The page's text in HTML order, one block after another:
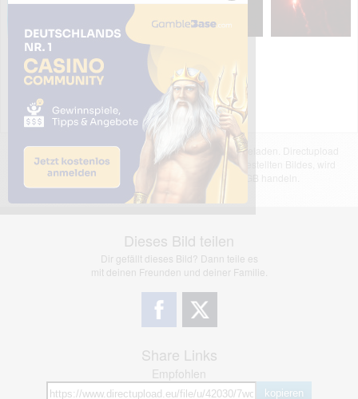
Das dargestellte Bild wurde von einem Nutzer hochgeladen. Directupload
übernimmt keinerlei Haftung für den Inhalt des dargestellten Bildes, wird
jedoch bei Verstößen nach §2(3) unserer AGB handeln.
Dieses Bild teilen
Dir gefällt dieses Bild? Dann teile es
mit deinen Freunden und deiner Familie.
Share Links
Empfohlen
kopieren